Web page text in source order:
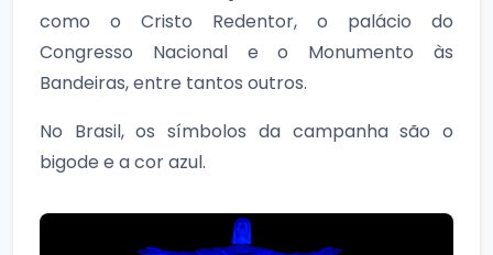
como o Cristo Redentor, o palácio do
Congresso Nacional e o Monumento às
Bandeiras, entre tantos outros.
No Brasil, os símbolos da campanha são o
bigode e a cor azul.